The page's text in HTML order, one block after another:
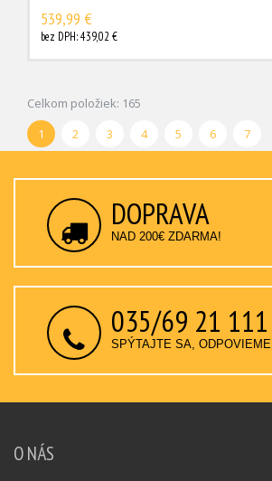
539,99 €
bez DPH: 439,02 €
Celkom položiek: 165
1
2 3 4 5 6 7
DOPRAVA
NAD 200€ ZDARMA!
035/69 21 111
SPÝTAJTE SA, ODPOVIEME
O NÁS